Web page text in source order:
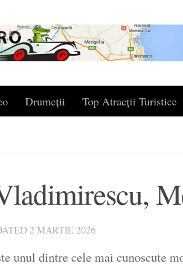
Drumeții Top Atracții Turistice
2 MARTIE 2026
unul dintre cele mai cunoscute